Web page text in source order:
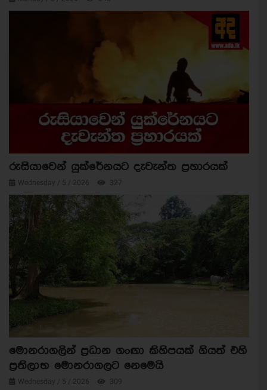
රුසියාවෙන් යුක්රේනයට දැවැන්ත ප්‍රහාරයක්
Wednesday / 5 / 2026 327
මොනරාගලින් ප්‍රධාන ගංඟා කිහිපයක් ගියත් එහි
ප්‍රතිලාභ මොනරාගලට නෙමෙයි
Wednesday / 5 / 2026 309